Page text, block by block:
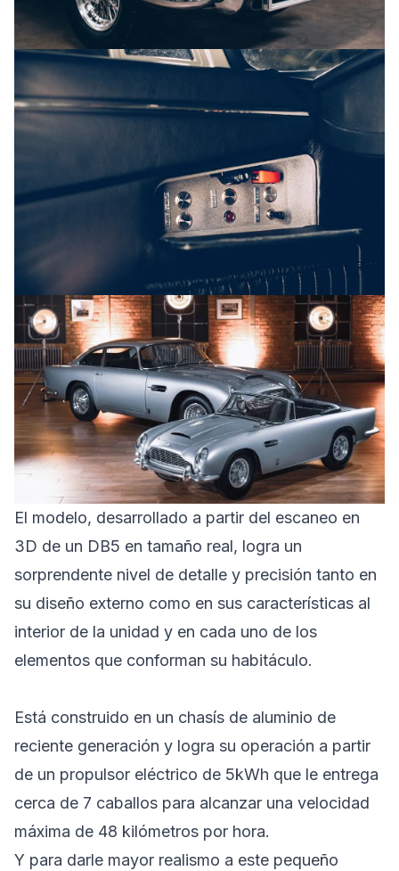
El modelo, desarrollado a partir del escaneo en
3D de un DB5 en tamaño real, logra un
sorprendente nivel de detalle y precisión tanto en
su diseño externo como en sus características al
interior de la unidad y en cada uno de los
elementos que conforman su habitáculo.
Está construido en un chasís de aluminio de
reciente generación y logra su operación a partir
de un propulsor eléctrico de 5kWh que le entrega
cerca de 7 caballos para alcanzar una velocidad
máxima de 48 kilómetros por hora.
Y para darle mayor realismo a este pequeño